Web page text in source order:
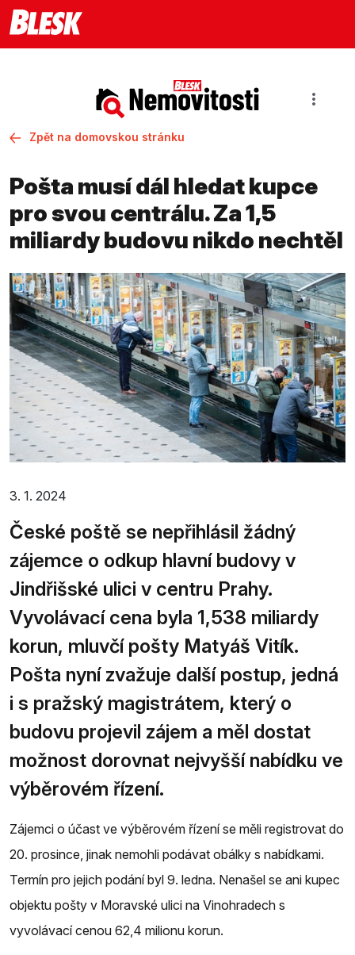
Zpět na domovskou stránku
Pošta musí dál hledat kupce
pro svou centrálu. Za 1,5
miliardy budovu nikdo nechtěl
3. 1. 2024
České poště se nepřihlásil žádný
zájemce o odkup hlavní budovy v
Jindřišské ulici v centru Prahy.
Vyvolávací cena byla 1,538 miliardy
korun, mluvčí pošty Matyáš Vitík.
Pošta nyní zvažuje další postup, jedná
i s pražský magistrátem, který o
budovu projevil zájem a měl dostat
možnost dorovnat nejvyšší nabídku ve
výběrovém řízení.
Zájemci o účast ve výběrovém řízení se měli registrovat do
20. prosince, jinak nemohli podávat obálky s nabídkami.
Termín pro jejich podání byl 9. ledna. Nenašel se ani kupec
objektu pošty v Moravské ulici na Vinohradech s
vyvolávací cenou 62,4 milionu korun.